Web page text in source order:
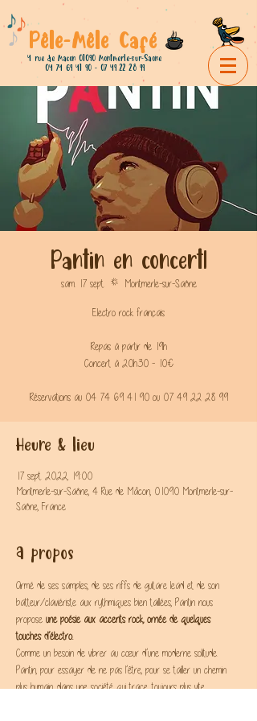
Pêle-Mêle Café
4 rue de Macon 01090 Montmerle-sur-Saone
04 74 69 41 90 - 07 49 22 28 99
Pantin en concert!
sam. 17 sept.
  |
Montmerle-sur-Saône
Electro rock français
Repas à partir de 19h
Concert à 20h30 - 10€
Réservations au 04 74 69 41 90 ou 07 49 22 28 99
Heure & lieu
17 sept. 2022, 19:00
Montmerle-sur-Saône, 4 Rue de Mâcon, 01090 Montmerle-sur-
Saône, France
A propos
Armé de ses samples, de ses riffs de guitare lead et de son
batteur/claviériste aux rythmiques bien taillées, Pantin nous
propose une poésie aux accents rock, ornée de quelques
touches d’électro.
Comme un besoin de vibrer au cœur d’une moderne solitude.
Pantin, pour essayer de ne pas l’être, pour se tailler un chemin
plus humain, dans une société qui trace, toujours plus vite.